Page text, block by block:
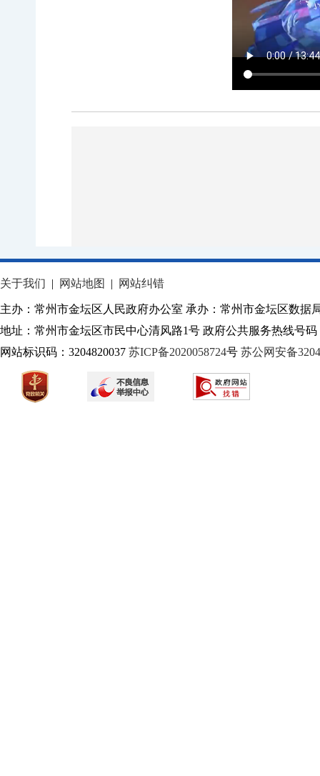
关于我们 | 网站地图 | 网站纠错
主办：常州市金坛区人民政府办公室 承办：常州市金坛区数据
地址：常州市金坛区市民中心清风路1号 政府公共服务热线号码
网站标识码：3204820037 苏ICP备2020058724号 苏公网安备